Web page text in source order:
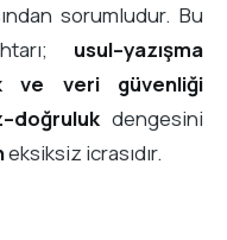
sorumludur. Bu
usul–yazışma
ve veri güvenliği
dengesini
eksiksiz icrasıdır.